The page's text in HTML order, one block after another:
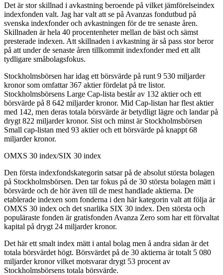
Det är stor skillnad i avkastning beroende på vilket jämförelseindex
indexfonden valt. Jag har valt att se på Avanzas fondutbud på
svenska indexfonder och avkastningen för de tre senaste åren.
Skillnaden är hela 40 procentenheter mellan de bäst och sämst
presterade indexen. Att skillnaden i avkastning är så pass stor beror
på att under de senaste åren tillkommit indexfonder med ett allt
tydligare småbolagsfokus.
Stockholmsbörsen har idag ett börsvärde på runt 9 530 miljarder
kronor som omfattar 367 aktier fördelat på tre listor.
Stockholmsbörsens Large Cap-lista består av 132 aktier och ett
börsvärde på 8 642 miljarder kronor. Mid Cap-listan har flest aktier
med 142, men deras totala börsvärde är betydligt lägre och landar på
drygt 822 miljarder kronor. Sist och minst är Stockholmsbörsen
Small cap-listan med 93 aktier och ett börsvärde på knappt 68
miljarder kronor.
OMXS 30 index/SIX 30 index
Den första indexfondskategorin satsar på de absolut största bolagen
på Stockholmsbörsen. Den tar fokus på de 30 största bolagen mätt i
börsvärde och de hör även till de mest handlade aktierna. De
etablerade indexen som fonderna i den här kategorin valt att följa är
OMXS 30 index och det snarlika SIX 30 index. Den största och
populäraste fonden är gratisfonden Avanza Zero som har ett förvaltat
kapital på drygt 24 miljarder kronor.
Det här ett smalt index mätt i antal bolag men å andra sidan är det
totala börsvärdet högt. Börsvärdet på de 30 aktierna är totalt 5 080
miljarder kronor vilket motsvarar drygt 53 procent av
Stockholmsbörsens totala börsvärde.